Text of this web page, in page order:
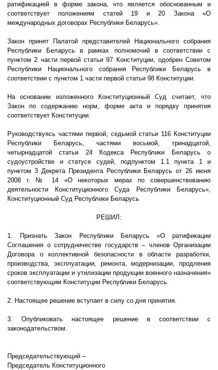
ратификацией в форме закона, что является обоснованным и
соответствует положениям статей 19 и 20 Закона «О
международных договорах Республики Беларусь».
Закон принят Палатой представителей Национального собрания
Республики Беларусь в рамках полномочий в соответствии с
пунктом 2 части первой статьи 97 Конституции, одобрен Советом
Республики Национального собрания Республики Беларусь в
соответствии с пунктом 1 части первой статьи 98 Конституции.
На основании изложенного Конституционный Суд считает, что
Закон по содержанию норм, форме акта и порядку принятия
соответствует Конституции.
Руководствуясь частями первой, седьмой статьи 116 Конституции
Республики Беларусь, частями восьмой, тринадцатой,
четырнадцатой статьи 24 Кодекса Республики Беларусь о
судоустройстве и статусе судей, подпунктом 1.1 пункта 1 и
пунктом 3 Декрета Президента Республики Беларусь от 26 июня
2008 г. № 14 «О некоторых мерах по совершенствованию
деятельности Конституционного Суда Республики Беларусь»,
Конституционный Суд Республики Беларусь
РЕШИЛ:
1. Признать Закон Республики Беларусь «О ратификации
Соглашения о сотрудничестве государств – членов Организации
Договора о коллективной безопасности в области разработки,
производства, эксплуатации, ремонта, модернизации, продления
сроков эксплуатации и утилизации продукции военного назначения»
соответствующим Конституции Республики Беларусь.
2. Настоящее решение вступает в силу со дня принятия.
3. Опубликовать настоящее решение в соответствии с
законодательством.
Председательствующий –
Председатель Конституционного